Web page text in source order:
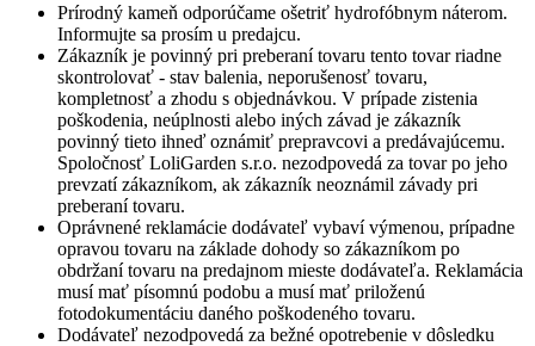
Prírodný kameň odporúčame ošetriť hydrofóbnym náterom.
Informujte sa prosím u predajcu.
Zákazník je povinný pri preberaní tovaru tento tovar riadne
skontrolovať - stav balenia, neporušenosť tovaru,
kompletnosť a zhodu s objednávkou. V prípade zistenia
poškodenia, neúplnosti alebo iných závad je zákazník
povinný tieto ihneď oznámiť prepravcovi a predávajúcemu.
Spoločnosť LoliGarden s.r.o. nezodpovedá za tovar po jeho
prevzatí zákazníkom, ak zákazník neoznámil závady pri
preberaní tovaru.
Oprávnené reklamácie dodávateľ vybaví výmenou, prípadne
opravou tovaru na základe dohody so zákazníkom po
obdržaní tovaru na predajnom mieste dodávateľa. Reklamácia
musí mať písomnú podobu a musí mať priloženú
fotodokumentáciu daného poškodeného tovaru.
Dodávateľ nezodpovedá za bežné opotrebenie v dôsledku